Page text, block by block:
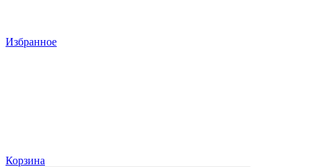
Избранное
Корзина